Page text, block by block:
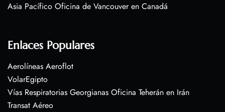
Asia Pacífico Oficina de Vancouver en Canadá
Enlaces Populares
Aerolíneas Aeroflot
VolarEgipto
Vías Respiratorias Georgianas Oficina Teherán en Irán
Transat Aéreo